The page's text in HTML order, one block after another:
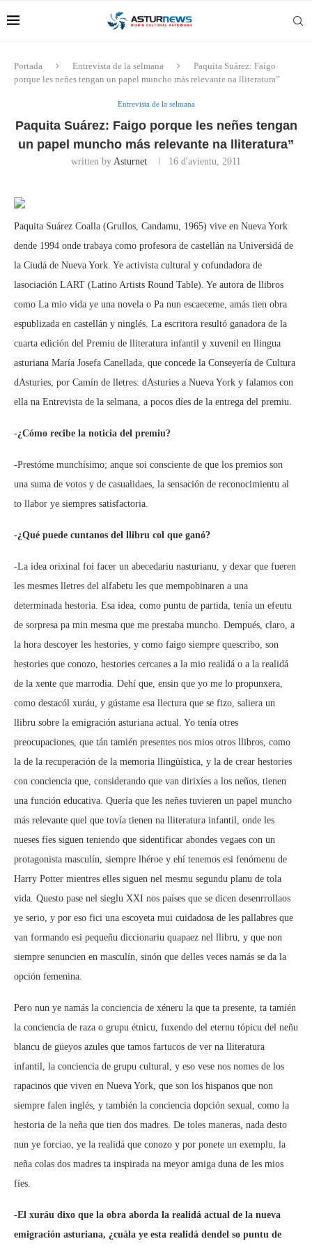
Portada Entrevista de la selmana
Paquita Suárez: Faigo
porque les neñes tengan un papel muncho más relevante na lliteratura”
Entrevista de la selmana
Paquita Suárez: Faigo porque les neñes tengan
un papel muncho más relevante na lliteratura”
written by Asturnet 16 d'avientu, 2011
Paquita Suárez Coalla (Grullos, Candamu, 1965) vive en Nueva York
dende 1994 onde trabaya como profesora de castellán na Universidá de
la Ciudá de Nueva York. Ye activista cultural y cofundadora de
lasociación LART (Latino Artists Round Table). Ye autora de llibros
como La mio vida ye una novela o Pa nun escaeceme, amás tien obra
espublizada en castellán y ninglés. La escritora resultó ganadora de la
cuarta edición del Premiu de lliteratura infantil y xuvenil en llingua
asturiana María Josefa Canellada, que concede la Conseyería de Cultura
dAsturies, por Camín de lletres: dAsturies a Nueva York y falamos con
ella na Entrevista de la selmana, a pocos díes de la entrega del premiu.
-¿Cómo recibe la noticia del premiu?
-Prestóme munchísimo; anque soi consciente de que los premios son
una suma de votos y de casualidaes, la sensación de reconocimientu al
to llabor ye siempres satisfactoria.
-¿Qué puede cuntanos del llibru col que ganó?
-La idea orixinal foi facer un abecedariu nasturianu, y dexar que fueren
les mesmes lletres del alfabetu les que mempobinaren a una
determinada hestoria. Esa idea, como puntu de partida, tenía un efeutu
de sorpresa pa min mesma que me prestaba muncho. Dempués, claro, a
la hora descoyer les hestories, y como faigo siempre quescribo, son
hestories que conozo, hestories cercanes a la mio realidá o a la realidá
de la xente que marrodia. Dehí que, ensin que yo me lo propunxera,
como destacól xuráu, y gústame esa llectura que se fizo, saliera un
llibru sobre la emigración asturiana actual. Yo tenía otres
preocupaciones, que tán tamién presentes nos mios otros llibros, como
la de la recuperación de la memoria llingüística, y la de crear hestories
con conciencia que, considerando que van dirixíes a los neños, tienen
una función educativa. Quería que les neñes tuvieren un papel muncho
más relevante quel que tovía tienen na lliteratura infantil, onde les
nueses fíes siguen teniendo que sidentificar abondes vegaes con un
protagonista masculín, siempre lhéroe y ehí tenemos esi fenómenu de
Harry Potter mientres elles siguen nel mesmu segundu planu de tola
vida. Questo pase nel sieglu XXI nos países que se dicen desenrrollaos
ye serio, y por eso fici una escoyeta mui cuidadosa de les pallabres que
van formando esi pequeñu diccionariu quapaez nel llibru, y que non
siempre senuncien en masculín, sinón que delles veces namás se da la
opción femenina.
Pero nun ye namás la conciencia de xéneru la que ta presente, ta tamién
la conciencia de raza o grupu étnicu, fuxendo del eternu tópicu del neñu
blancu de güeyos azules que tamos fartucos de ver na lliteratura
infantil, la conciencia de grupu cultural, y eso vese nos nomes de los
rapacinos que viven en Nueva York, que son los hispanos que non
siempre falen inglés, y también la conciencia dopción sexual, como la
hestoria de la neña que tien dos madres. De toles maneras, nada desto
nun ye forciao, ye la realidá que conozo y por ponete un exemplu, la
neña colas dos madres ta inspirada na meyor amiga duna de les mios
fíes.
-El xuráu dixo que la obra aborda la realidá actual de la nueva
emigración asturiana, ¿cuála ye esta realidá dendel so puntu de